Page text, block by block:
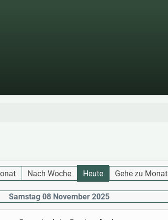
Nach Woche Heute Gehe zu Monat
Samstag 08 November 2025